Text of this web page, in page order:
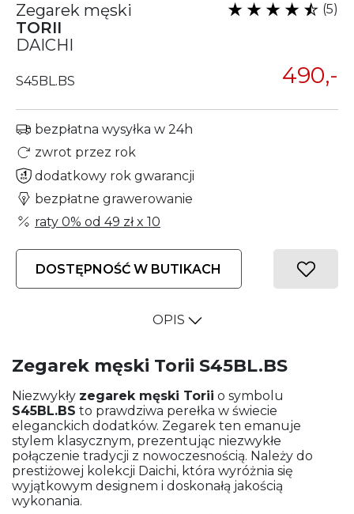
Zegarek męski
TORII
DAICHI
(5)
S45BL.BS 490,-
bezpłatna wysyłka w 24h
zwrot przez rok
dodatkowy rok gwarancji
bezpłatne grawerowanie
raty 0% od 49 złx 10
DOSTĘPNOŚĆ W BUTIKACH
OPIS
Zegarek męski Torii S45BL.BS
Niezwykły zegarek męski Torii o symbolu
S45BL.BS to prawdziwa perełka w świecie
eleganckich dodatków. Zegarek ten emanuje
stylem klasycznym, prezentując niezwykłe
połączenie tradycji z nowoczesnością. Należy do
prestiżowej kolekcji Daichi, która wyróżnia się
wyjątkowym designem i doskonałą jakością
wykonania.